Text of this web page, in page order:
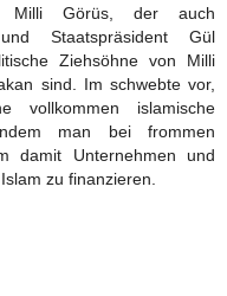
Milli Görüs, der auch
Staatspräsident Gül
Ziehsöhne von Milli
sind. Im schwebte vor,
islamische
man bei frommen
damit Unternehmen und
zu finanzieren.